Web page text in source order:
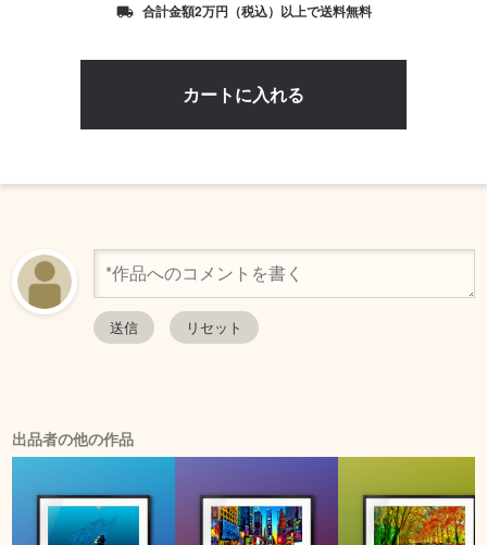
local_shipping 合計金額2万円（税込）以上で送料無料
出品者の他の作品